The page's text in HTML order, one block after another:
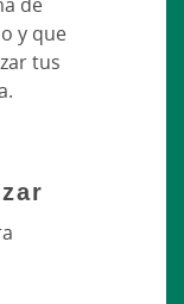
y que
tus